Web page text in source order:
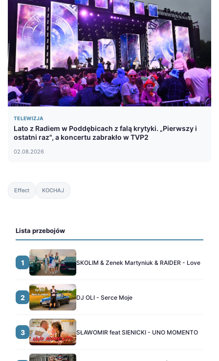
TELEWIZJA
Lato z Radiem w Poddębicach z falą krytyki. „Pierwszy i
ostatni raz", a koncertu zabrakło w TVP2
02.08.2026
Effect KOCHAJ
Lista przebojów
1 SKOLIM & Zenek Martyniuk & RAIDER - Love
2 DJ OLI - Serce Moje
3 SŁAWOMIR feat SIENICKI - UNO MOMENTO